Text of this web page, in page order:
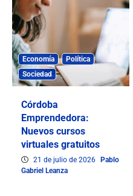
Economía
Política
Sociedad
Córdoba
Emprendedora:
Nuevos cursos
virtuales gratuitos
21 de julio de 2026 Pablo
Gabriel Leanza